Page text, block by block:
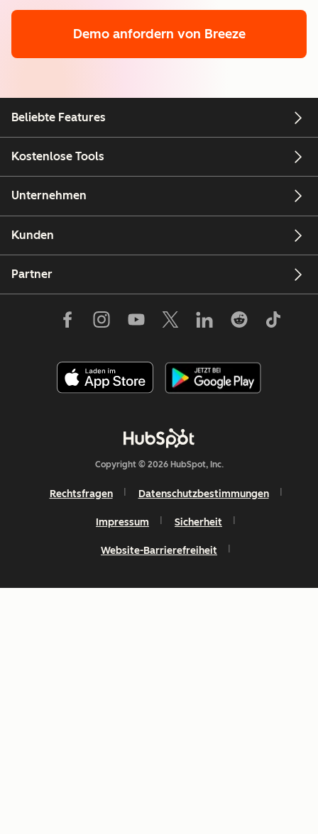
Demo anfordern von Breeze
Beliebte Features
Kostenlose Tools
Unternehmen
Kunden
Partner
Copyright © 2026 HubSpot, Inc.
Rechtsfragen Datenschutzbestimmungen
Impressum Sicherheit
Website-Barrierefreiheit